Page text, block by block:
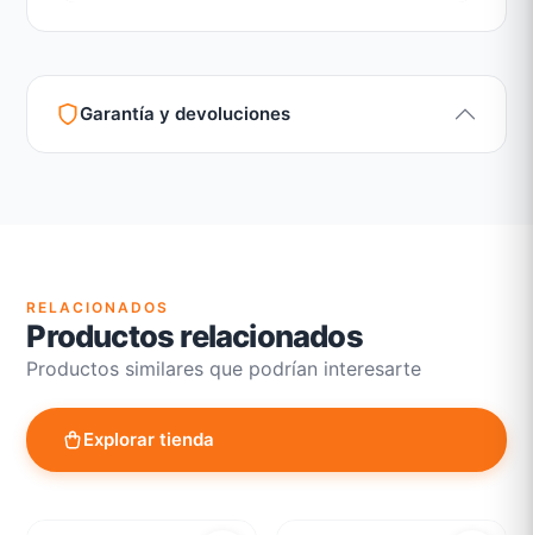
Garantía y devoluciones
RELACIONADOS
Productos relacionados
Productos similares que podrían interesarte
Explorar tienda